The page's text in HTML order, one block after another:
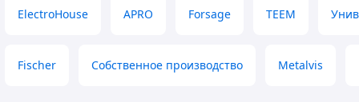
ElectroHouse APRO Forsage TEEM
Fischer Собственное производство Metalvis